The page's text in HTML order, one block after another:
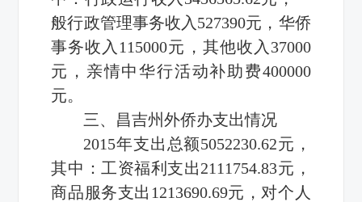
般行政管理事务收入527390元，华侨
事务收入115000元，其他收入37000
元，亲情中华行活动补助费400000
元。
三、昌吉州外侨办支出情况
2015年支出总额5052230.62元，
其中：工资福利支出2111754.83元，
商品服务支出1213690.69元，对个人